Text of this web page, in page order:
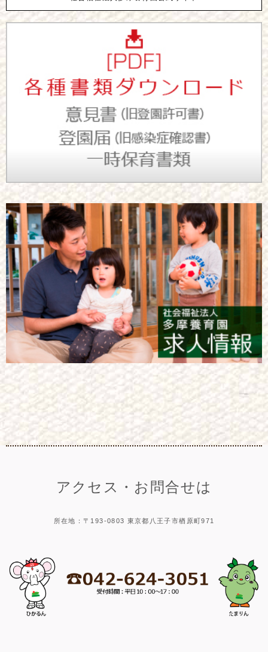
アクセス・お問合せは
所在地：〒193-0803 東京都八王子市楢原町971